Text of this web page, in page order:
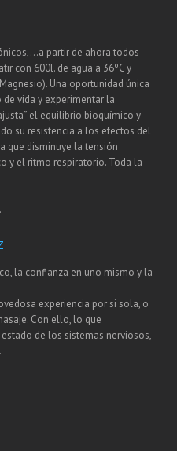
partir de ahora todos
con 600l. de agua a 36ºC y
Una oportunidad única
vida y experimentar la
el equilibrio bioquímico y
su resistencia a los efectos del
que disminuye la tensión
y el ritmo respiratorio. Toda la
la confianza en uno mismo y la
experiencia por si sola, o
Con ello, lo que
de los sistemas nerviosos,